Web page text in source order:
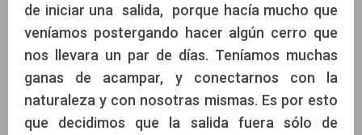
de iniciar una salida, porque hacía mucho que
veníamos postergando hacer algún cerro que
nos llevara un par de días. Teníamos muchas
ganas de acampar, y conectarnos con la
naturaleza y con nosotras mismas. Es por esto
que decidimos que la salida fuera sólo de